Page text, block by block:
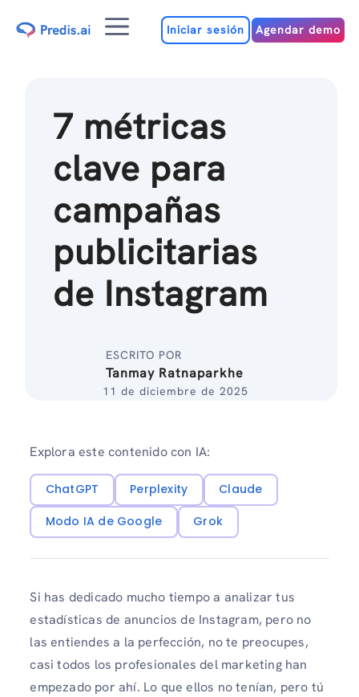
MenúIniciar sesión Agendar demo
7 métricas
clave para
campañas
publicitarias
de Instagram
ESCRITO POR
Tanmay Ratnaparkhe
11 de diciembre de 2025
Explora este contenido con IA:
ChatGPT Perplexity
Claude
Modo IA de Google
Grok
Si has dedicado mucho tiempo a analizar tus
estadísticas de anuncios de Instagram, pero no
las entiendes a la perfección, no te preocupes,
casi todos los profesionales del marketing han
empezado por ahí. Lo que ellos no tenían, pero tú